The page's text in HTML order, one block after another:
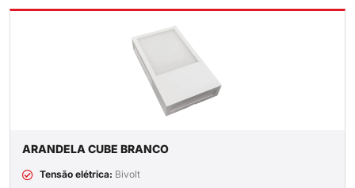
ARANDELA CUBE BRANCO
Tensão elétrica: Bivolt